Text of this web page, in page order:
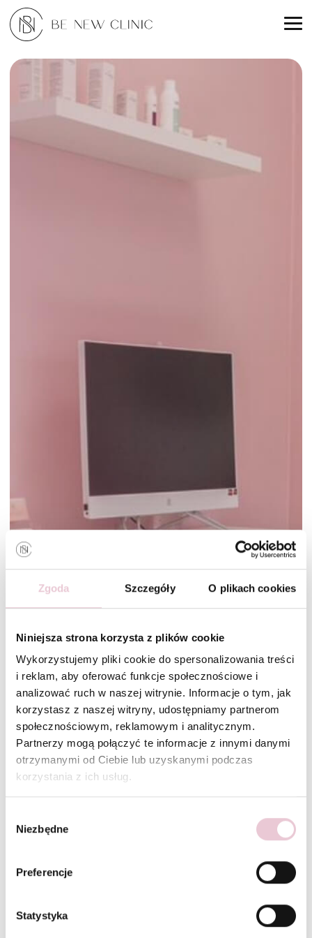
Zgoda Szczegóły O plikach cookies
Niniejsza strona korzysta z plików cookie
Wykorzystujemy pliki cookie do spersonalizowania treści
i reklam, aby oferować funkcje społecznościowe i
analizować ruch w naszej witrynie. Informacje o tym, jak
korzystasz z naszej witryny, udostępniamy partnerom
społecznościowym, reklamowym i analitycznym.
Partnerzy mogą połączyć te informacje z innymi danymi
otrzymanymi od Ciebie lub uzyskanymi podczas
korzystania z ich usług.
zgody
Niezbędne
Preferencje
Statystyka
info@benewclinic.pl
* Wyrażam zgodę na przetwarzanie moich
danych osobowych oraz akceptujępolitykę
prywatności
WYŚLIJ WIADOMNOŚĆ
Odwiedź nas